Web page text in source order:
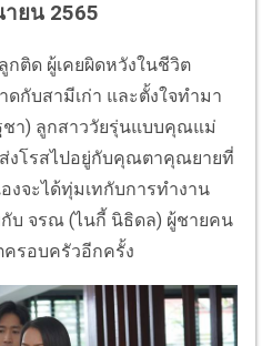
ยน 2565
ติด ผู้เคยผิดหวังในชีวิต
กับสามีเก่า และตั้งใจทำมา
า) ลูกสาววัยรุ่นแบบคุณแม่
ส่งโรสไปอยู่กับคุณตาคุณยายที่
งจะได้ทุ่มเทกับการทำงาน
บ จรณ (ไนกี้ นิธิดล) ผู้ชายคน
รอบครัวอีกครั้ง